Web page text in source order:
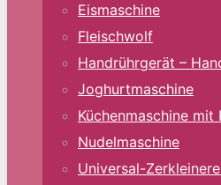
Eismaschine
Fleischwolf
Handrührgerät –
Joghurtmaschine
Küchenmaschine
Nudelmaschine
Universal-